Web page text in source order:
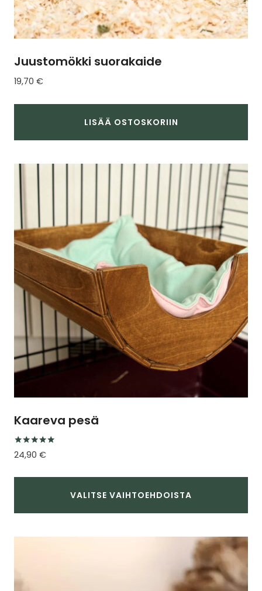
Juustomökki suorakaide
19,70 €
LISÄÄ OSTOSKORIIN
Kaareva pesä
Arvostelu
tuotteesta:
/ 5
24,90 €
VALITSE VAIHTOEHDOISTA
tuotteella
muunnelma.